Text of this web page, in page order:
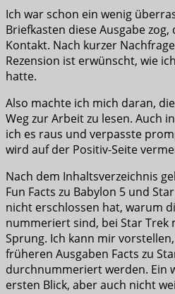
Ich war schon ein wenig
Briefkasten diese Ausgabe
Kontakt. Nach kurzer
Rezension ist erwünscht, wie
hatte.
Also machte ich mich daran,
Weg zur Arbeit zu lesen. Auch
ich es raus und verpasste
wird auf der Positiv-Seite
Nach dem Inhaltsverzeichnis
Fun Facts zu Babylon 5 und
nicht erschlossen hat, warum
nummeriert sind, bei Star Trek
Sprung. Ich kann mir
früheren Ausgaben Facts zu
durchnummeriert werden. Ein
ersten Blick, aber auch nicht